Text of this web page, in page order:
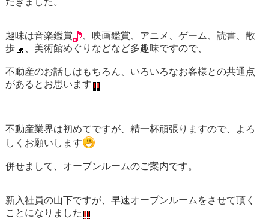
趣味は音楽鑑賞
、映画鑑賞、アニメ、ゲーム、読書、散
歩
、美術館めぐりなどなど多趣味ですので、
不動産のお話しはもちろん、いろいろなお客様との共通点
があるとお思います
不動産業界は初めてですが、精一杯頑張りますので、よろ
しくお願いします
併せまして、オープンルームのご案内です。
新入社員の山下ですが、早速オープンルームをさせて頂く
ことになりました